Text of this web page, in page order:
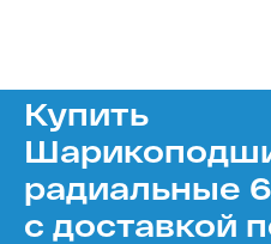
Купить
радиальные
с доставкой